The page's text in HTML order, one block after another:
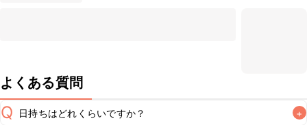
よくある質問
Q 日持ちはどれくらいですか？ +